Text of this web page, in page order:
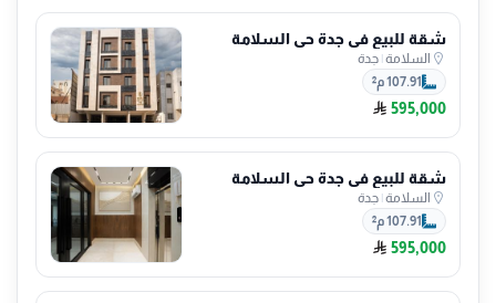
شقة للبيع في جدة حي السلامة
السلامة| جدة
107.91 م²
595,000
شقة للبيع في جدة حي السلامة
السلامة| جدة
107.91 م²
595,000